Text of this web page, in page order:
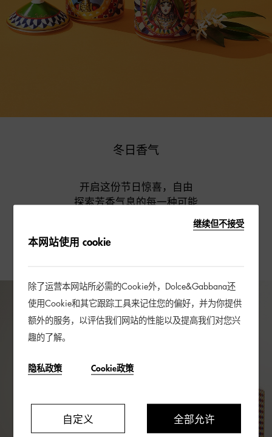
冬日香气
开启这份节日惊喜，自由
探索芳香气息的每一种可能
继续但不接受
本网站使用 cookie
除了运营本网站所必需的Cookie外，Dolce&Gabbana还
使用Cookie和其它跟踪工具来记住您的偏好，并为你提供
额外的服务，以评估我们网站的性能以及提高我们对您兴
趣的了解。
隐私政策 Cookie政策
自定义 全部允许